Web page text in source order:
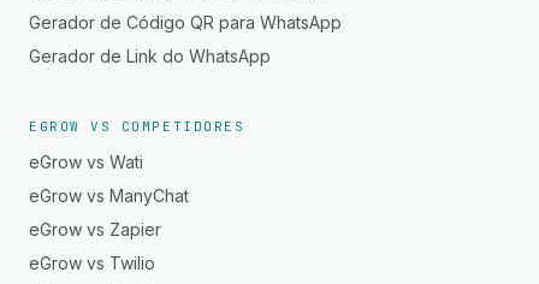
Gerador de Código QR para WhatsApp
Gerador de Link do WhatsApp
EGROW VS COMPETIDORES
eGrow vs Wati
eGrow vs ManyChat
eGrow vs Zapier
eGrow vs Twilio